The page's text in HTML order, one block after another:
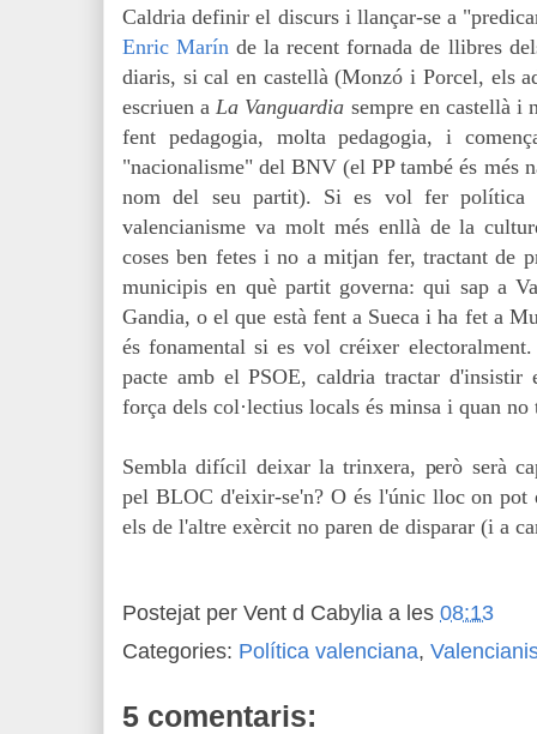
Caldria definir el discurs i llançar-se a
Enric Marín de la recent fornada de llibres
diaris, si cal en castellà (Monzó i Porcel, els
escriuen aLa Vanguardia sempre en castellà i
fent pedagogia, molta pedagogia, i
"nacionalisme" del BNV (el PP també és més
nom del seu partit). Si es vol fer política
valencianisme va molt més enllà de la
coses ben fetes i no a mitjan fer, tractant de
municipis en què partit governa: qui sap a
Gandia, o el que està fent a Sueca i ha fet a
és fonamental si es vol créixer
pacte amb el PSOE, caldria tractar d'insistir
força dels col·lectius locals és minsa i quan
Sembla difícil deixar la trinxera, però serà
pel BLOC d'eixir-se'n? O és l'únic lloc on pot
els de l'altre exèrcit no paren de disparar (i a
Postejat per Vent d Cabylia a les 08:13
Categories: Política valenciana,
5 comentaris: